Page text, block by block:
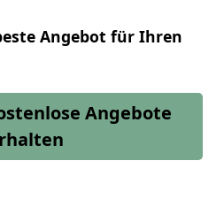
Angebot für Ihren
Angebote